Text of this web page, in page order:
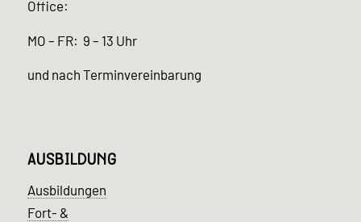
Office:
MO – FR: 9 – 13 Uhr
und nach Terminvereinbarung
AUSBILDUNG
Ausbildungen
Fort- &